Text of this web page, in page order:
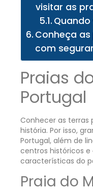
visitar as
Conheça
com
Praias
Portugal
Conhecer as terras
história. Por isso,
Portugal, além de
centros históricos
características do
Praia do